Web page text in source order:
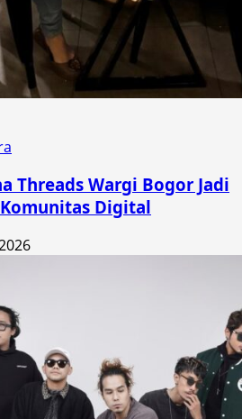
Threads Wargi Bogor Jadi
Digital